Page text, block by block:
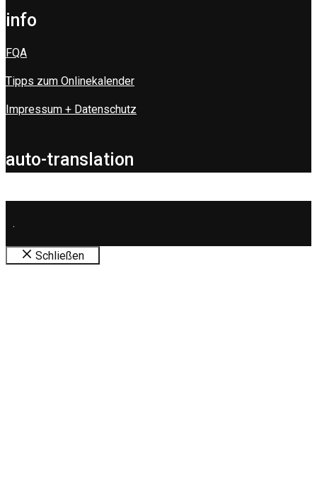
info
FQA
Tipps zum Onlinekalender
Impressum + Datenschutz
auto-translation
.
Schließen